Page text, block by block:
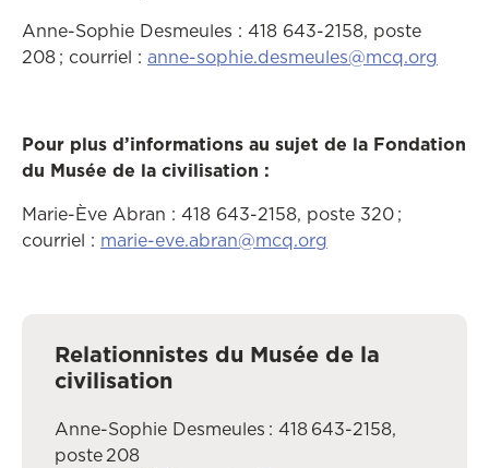
Anne-Sophie Desmeules : 418 643-2158, poste
208 ; courriel : anne-sophie.desmeules@mcq.org
Pour plus d’informations au sujet de la Fondation
du Musée de la civilisation :
Marie-Ève Abran : 418 643-2158, poste 320 ;
courriel : marie-eve.abran@mcq.org
Relationnistes du Musée de la
civilisation
Anne-Sophie Desmeules : 418 643-2158,
poste 208